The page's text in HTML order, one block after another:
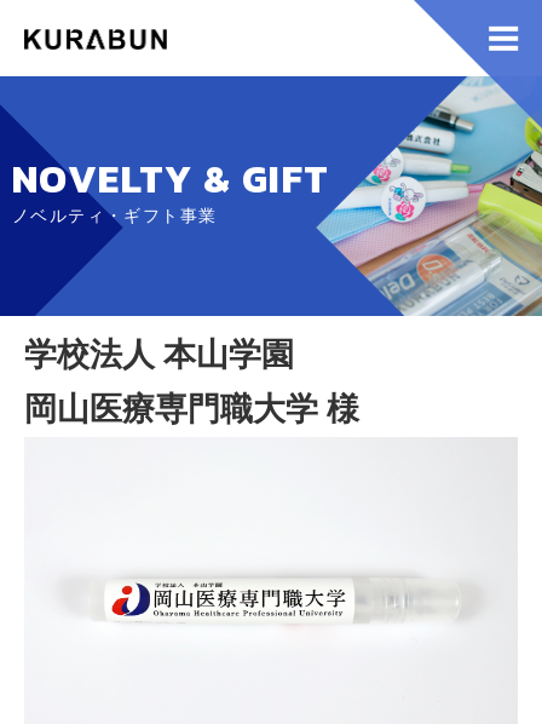
NOVELTY & GIFT
ノベルティ・ギフト事業
学校法人 本山学園
岡山医療専門職大学 様